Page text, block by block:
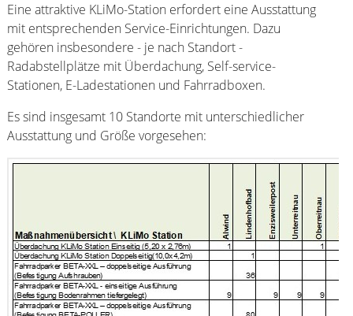
Eine attraktive KLiMo-Station erfordert eine Ausstattung
mit entsprechenden Service-Einrichtungen. Dazu
gehören insbesondere - je nach Standort -
Radabstellplätze mit Überdachung, Self-service-
Stationen, E-Ladestationen und Fahrradboxen.
Es sind insgesamt 10 Standorte mit unterschiedlicher
Ausstattung und Größe vorgesehen: